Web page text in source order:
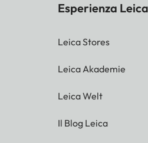
Esperienza Leica
Leica Stores
Leica Akademie
Leica Welt
Il Blog Leica